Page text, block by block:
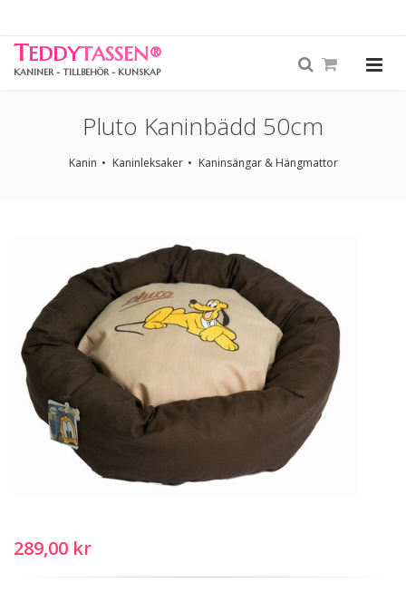
TEDDYTASSEN®
KANINER - TILLBEHÖR - KUNSKAP
Pluto Kaninbädd 50cm
Kanin Kaninleksaker Kaninsängar & Hängmattor
289,00 kr